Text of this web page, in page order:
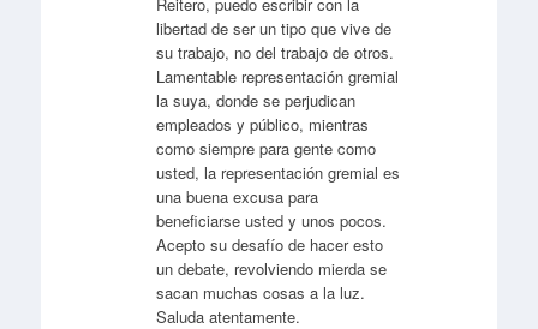
libertad de ser un tipo que vive de
su trabajo, no del trabajo de otros.
Lamentable representación gremial
la suya, donde se perjudican
empleados y público, mientras
como siempre para gente como
usted, la representación gremial es
una buena excusa para
beneficiarse usted y unos pocos.
Acepto su desafío de hacer esto
un debate, revolviendo mierda se
sacan muchas cosas a la luz.
Saluda atentamente.